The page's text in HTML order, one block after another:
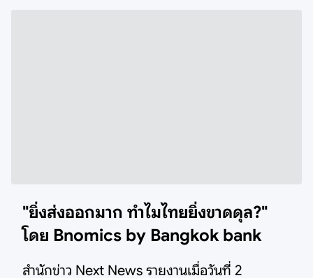
"ยิ่งส่งออกมาก ทำไมไทยยิ่งขาดดุล?"
โดย Bnomics by Bangkok bank
สำนักข่าว Next News รายงานเมื่อวันที่ 2